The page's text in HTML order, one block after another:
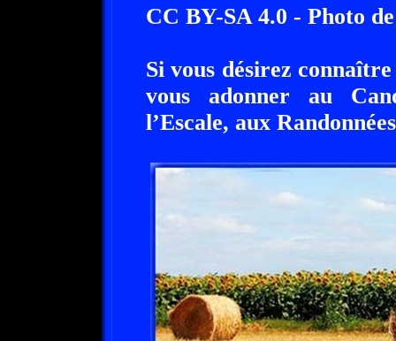
CC BY-SA 4.0 - Photo
Si vous désirez
vous adonner au
l’Escale, aux